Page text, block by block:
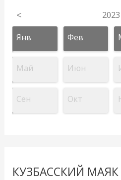
< 2023
Янв Фев
Май Июн
Сен Окт
КУЗБАССКИЙ МАЯК